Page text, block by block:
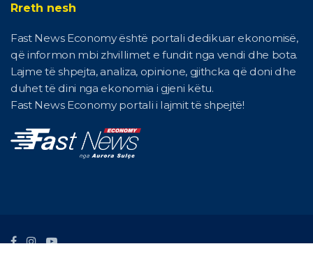
Rreth nesh
Fast News Economy është portali dedikuar ekonomisë,
që informon mbi zhvillimet e fundit nga vendi dhe bota.
Lajme të shpejta, analiza, opinione, gjithcka që doni dhe
duhet të dini nga ekonomia i gjeni këtu.
Fast News Economy portali i lajmit të shpejtë!